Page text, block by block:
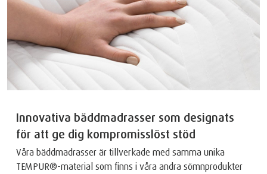
Innovativa bäddmadrasser som designats
för att ge dig kompromisslöst stöd
Våra bäddmadrasser är tillverkade med samma unika
TEMPUR®-material som finns i våra andra sömnprodukter